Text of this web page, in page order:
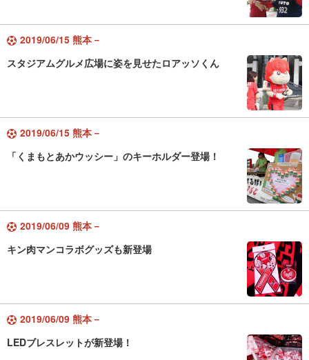
2019/06/15 熊本－
スタジアムグルメ広場に姿を見せたロアッソくん
2019/06/15 熊本－
「くまもとあかウッシー」のキーホルダー登場！
2019/06/09 熊本－
キン肉マンコラボグッズも新登場
2019/06/09 熊本－
LEDブレスレットが新登場！